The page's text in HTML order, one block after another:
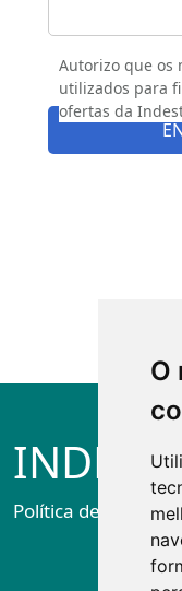
O
Autorizo que os
utilizados para
ofertas da
INDEST
Política de